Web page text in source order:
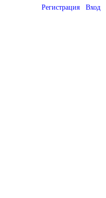
Регистрация Вход